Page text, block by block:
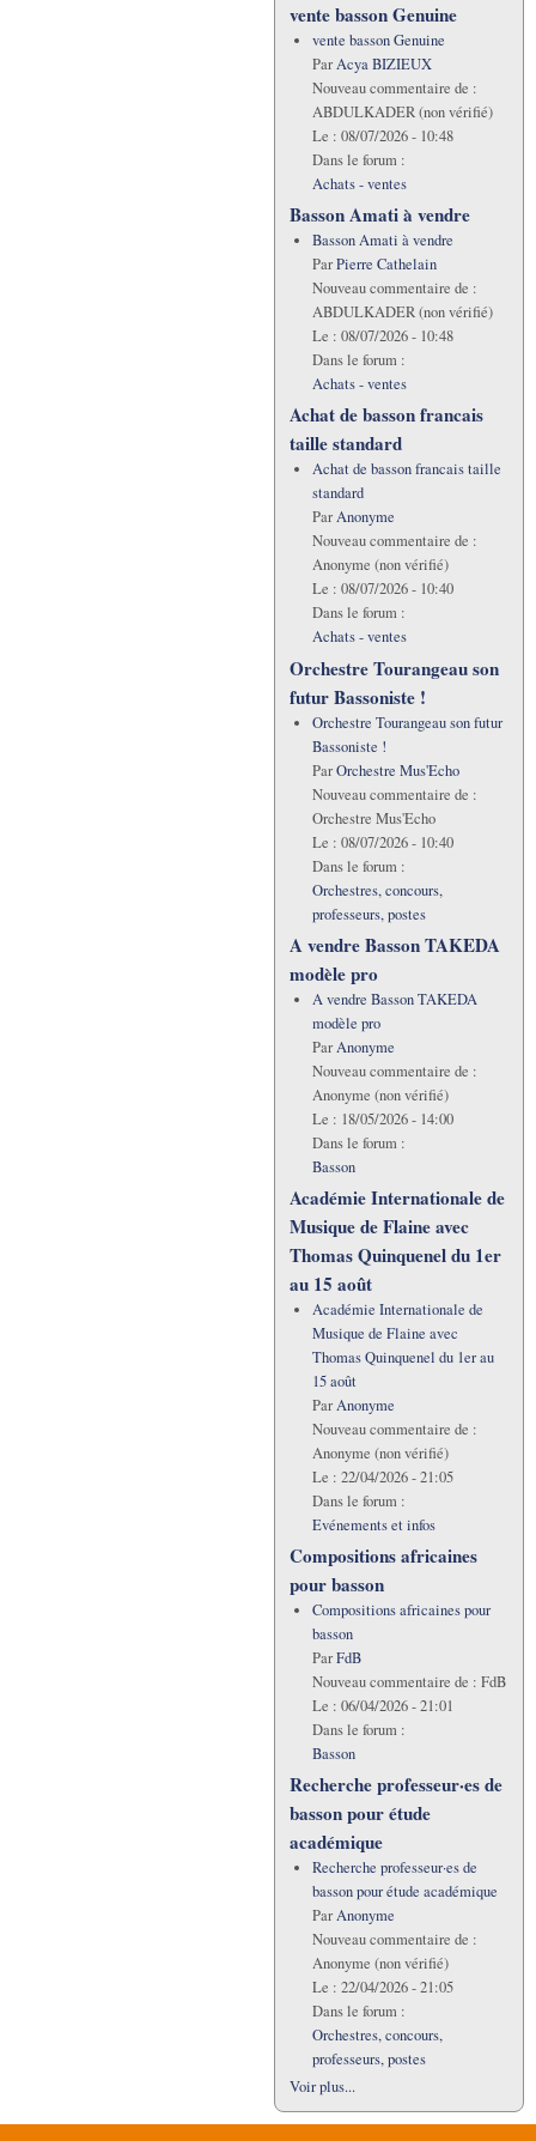
vente basson Genuine
vente basson Genuine
ParAcya BIZIEUX
Nouveau commentaire de :
ABDULKADER (non vérifié)
Le : 08/07/2026 - 10:48
Dans le forum :
Achats - ventes
Basson Amati à vendre
Basson Amati à vendre
ParPierre Cathelain
Nouveau commentaire de :
ABDULKADER (non vérifié)
Le : 08/07/2026 - 10:48
Dans le forum :
Achats - ventes
Achat de basson francais
taille standard
Achat de basson francais taille
standard
ParAnonyme
Nouveau commentaire de :
Anonyme (non vérifié)
Le : 08/07/2026 - 10:40
Dans le forum :
Achats - ventes
Orchestre Tourangeau son
futur Bassoniste !
Orchestre Tourangeau son futur
Bassoniste !
ParOrchestre Mus'Echo
Nouveau commentaire de :
Orchestre Mus'Echo
Le : 08/07/2026 - 10:40
Dans le forum :
Orchestres, concours,
professeurs, postes
A vendre Basson TAKEDA
modèle pro
A vendre Basson TAKEDA
modèle pro
ParAnonyme
Nouveau commentaire de :
Anonyme (non vérifié)
Le : 18/05/2026 - 14:00
Dans le forum :
Basson
Académie Internationale de
Musique de Flaine avec
Thomas Quinquenel du 1er
au 15 août
Académie Internationale de
Musique de Flaine avec
Thomas Quinquenel du 1er au
15 août
ParAnonyme
Nouveau commentaire de :
Anonyme (non vérifié)
Le : 22/04/2026 - 21:05
Dans le forum :
Evénements et infos
Compositions africaines
pour basson
Compositions africaines pour
basson
ParFdB
Nouveau commentaire de : FdB
Le : 06/04/2026 - 21:01
Dans le forum :
Basson
Recherche professeur·es de
basson pour étude
académique
Recherche professeur·es de
basson pour étude académique
ParAnonyme
Nouveau commentaire de :
Anonyme (non vérifié)
Le : 22/04/2026 - 21:05
Dans le forum :
Orchestres, concours,
professeurs, postes
Voir plus...